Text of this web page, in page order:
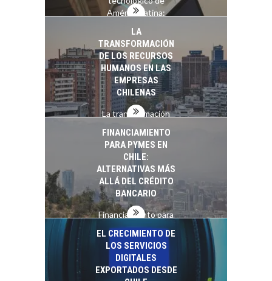
América Latina:
LA
TRANSFORMACIÓN
DE LOS RECURSOS
HUMANOS EN LAS
EMPRESAS
CHILENAS
La transformación
recursos humanos en
las empresas…
FINANCIAMIENTO
PARA PYMES EN
CHILE:
ALTERNATIVAS MÁS
ALLÁ DEL CRÉDITO
BANCARIO
Financiamiento para
pymes en Chile:
alternativas que
trascienden el
crédito…
EL CRECIMIENTO DE
LOS SERVICIOS
DIGITALES
EXPORTADOS DESDE